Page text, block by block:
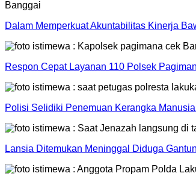
Dalam Memperkuat Akuntabilitas Kinerja
Respon Cepat Layanan 110 Polsek
Polisi Selidiki Penemuan Kerangka
Lansia Ditemukan Meninggal Diduga